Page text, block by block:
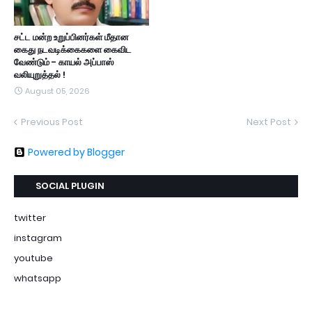
சட்ட மன்ற உறுப்பினர்கள் மீதான
கைது நடவடிக்கைகளை கைவிட
வேண்டும் - காயல் அப்பாஸ்
வலியுறுத்தல் !
August 05, 2026
Previous Post Next Post
Powered by Blogger
SOCIAL PLUGIN
twitter
instagram
youtube
whatsapp